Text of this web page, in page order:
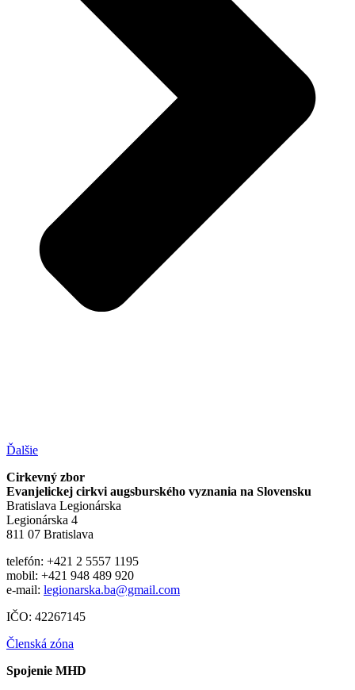
Ďalšie
Cirkevný zbor
Evanjelickej cirkvi augsburského vyznania na Slovensku
Bratislava Legionárska
Legionárska 4
811 07 Bratislava
telefón: +421 2 5557 1195
mobil: +421 948 489 920
e-mail: legionarska.ba@gmail.com
IČO: 42267145
Členská zóna
Spojenie MHD